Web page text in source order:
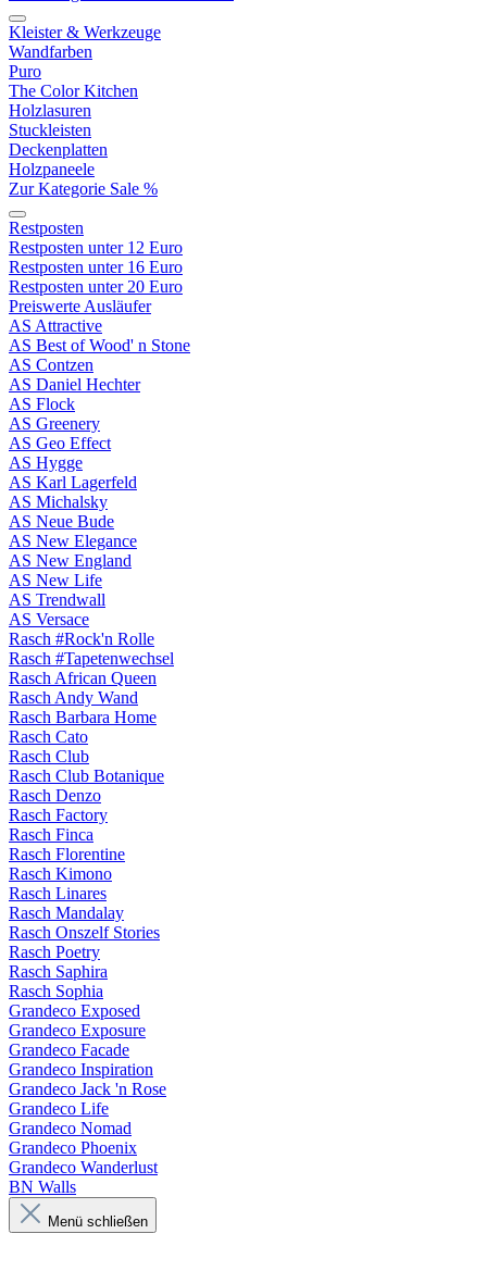
Kleister & Werkzeuge
Wandfarben
Puro
The Color Kitchen
Holzlasuren
Stuckleisten
Deckenplatten
Holzpaneele
Zur Kategorie Sale %
Restposten
Restposten unter 12 Euro
Restposten unter 16 Euro
Restposten unter 20 Euro
Preiswerte Ausläufer
AS Attractive
AS Best of Wood' n Stone
AS Contzen
AS Daniel Hechter
AS Flock
AS Greenery
AS Geo Effect
AS Hygge
AS Karl Lagerfeld
AS Michalsky
AS Neue Bude
AS New Elegance
AS New England
AS New Life
AS Trendwall
AS Versace
Rasch #Rock'n Rolle
Rasch #Tapetenwechsel
Rasch African Queen
Rasch Andy Wand
Rasch Barbara Home
Rasch Cato
Rasch Club
Rasch Club Botanique
Rasch Denzo
Rasch Factory
Rasch Finca
Rasch Florentine
Rasch Kimono
Rasch Linares
Rasch Mandalay
Rasch Onszelf Stories
Rasch Poetry
Rasch Saphira
Rasch Sophia
Grandeco Exposed
Grandeco Exposure
Grandeco Facade
Grandeco Inspiration
Grandeco Jack 'n Rose
Grandeco Life
Grandeco Nomad
Grandeco Phoenix
Grandeco Wanderlust
BN Walls
Menü schließen